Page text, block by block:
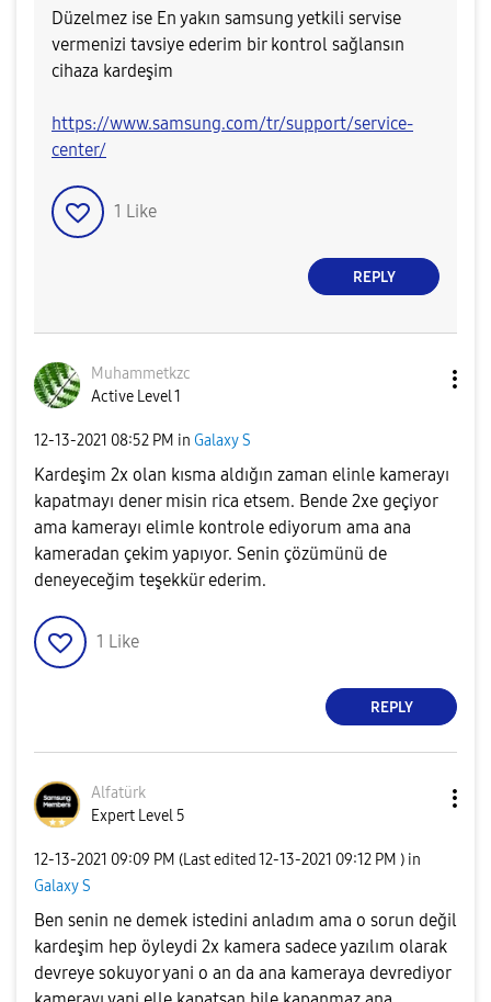
Düzelmez ise En yakın samsung yetkili servise
vermenizi tavsiye ederim bir kontrol sağlansın
cihaza kardeşim
https://www.samsung.com/tr/support/service-
center/
1 Like
REPLY
Muhammetkzc
Active Level 1
‎12-13-2021 08:52 PM in Galaxy S
Kardeşim 2x olan kısma aldığın zaman elinle kamerayı
kapatmayı dener misin rica etsem. Bende 2xe geçiyor
ama kamerayı elimle kontrole ediyorum ama ana
kameradan çekim yapıyor. Senin çözümünü de
deneyeceğim teşekkür ederim.
1 Like
REPLY
Alfatürk
Expert Level 5
‎12-13-2021 09:09 PM (Last edited ‎12-13-2021 09:12 PM ) in
Galaxy S
Ben senin ne demek istedini anladım ama o sorun değil
kardeşim hep öyleydi 2x kamera sadece yazılım olarak
devreye sokuyor yani o an da ana kameraya devrediyor